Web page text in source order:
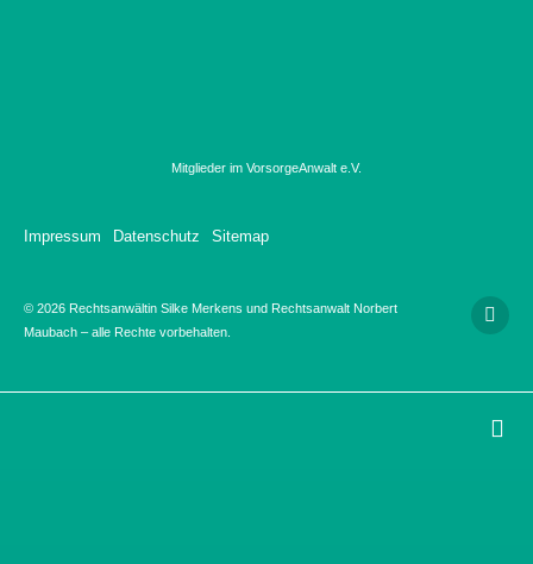
Mitglieder im VorsorgeAnwalt e.V.
Impressum Datenschutz Sitemap
© 2026 Rechtsanwältin Silke Merkens und Rechtsanwalt Norbert
Maubach – alle Rechte vorbehalten.